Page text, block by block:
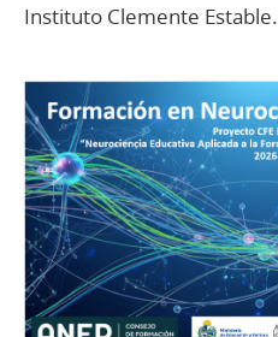
Instituto Clemente Estable.